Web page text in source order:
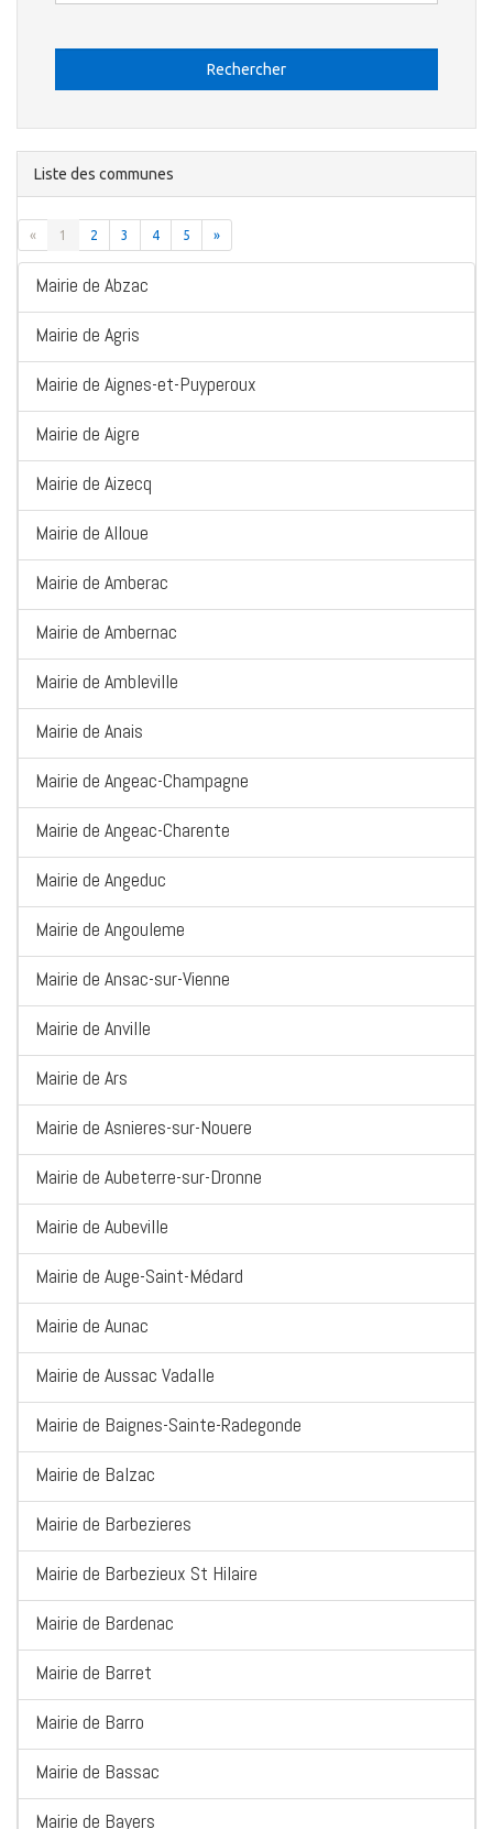
Rechercher
Liste des communes
« 1 2 3 4 5 »
Mairie de Abzac
Mairie de Agris
Mairie de Aignes-et-Puyperoux
Mairie de Aigre
Mairie de Aizecq
Mairie de Alloue
Mairie de Amberac
Mairie de Ambernac
Mairie de Ambleville
Mairie de Anais
Mairie de Angeac-Champagne
Mairie de Angeac-Charente
Mairie de Angeduc
Mairie de Angouleme
Mairie de Ansac-sur-Vienne
Mairie de Anville
Mairie de Ars
Mairie de Asnieres-sur-Nouere
Mairie de Aubeterre-sur-Dronne
Mairie de Aubeville
Mairie de Auge-Saint-Médard
Mairie de Aunac
Mairie de Aussac Vadalle
Mairie de Baignes-Sainte-Radegonde
Mairie de Balzac
Mairie de Barbezieres
Mairie de Barbezieux St Hilaire
Mairie de Bardenac
Mairie de Barret
Mairie de Barro
Mairie de Bassac
Mairie de Bayers